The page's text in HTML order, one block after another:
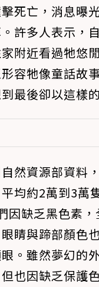
死亡，消息曝
許多人表示，
附近看過牠悠
容牠像童話故
最後卻以這樣
然資源部資料
均約2萬到3萬
因缺乏黑色素
睛與蹄部顏色
。雖然夢幻的
也因缺乏保護